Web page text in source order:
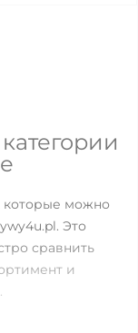
которые можно
Это
сравнить
и